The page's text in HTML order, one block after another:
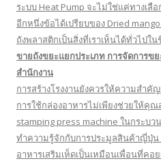
ระบบ Heat Pump จะไม่ใช่แค่ทางเลือ
อีกหนึ่งข้อได้เปรียบของ Dried
ถังพลาสติกเป็นสิ่งที่เราเห็นได้ทั่วไปใ
ขายถังขยะแยกประเภท การจัดการข
สำนักงาน
การสร้างโรงงานยังควรให้ความสำ
การใช้กล่องอาหารไม่เพียงช่วยให้คุ
stamping press machine ในกระบว
ทำความรู้จักกับการประมูลสินค้าญี่ปุ่
อาหารเสริมเห็ดเป็นเหมือนเพื่อนที่ค